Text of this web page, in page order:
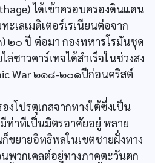
ได้เข้าครอบครองดินแดน
เลเมดิเตอร์เรเนียนต่อจาก
๒๐ ปี ต่อมา กองทหารโรมันชุด
ชาวคาร์เทจได้สำเร็จในช่วงสง
War ๒๑๘-๒๐๑ปีก่อนคริสต์
โปรตุเกสจากทางใต้ซึ่งเป็น
ท่าทีเป็นมิตรอาศัยอยู่ หลาย
ขยายอิทธิพลในเขตชายฝั่งทาง
พวกเคลต์อยู่ทางภาคตะวันตก